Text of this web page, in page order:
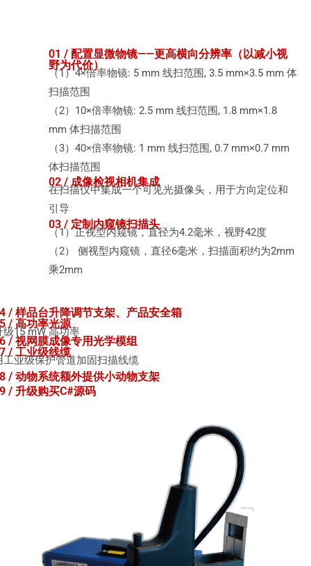
01 / 配置显微物镜——更高横向分辨率（以减小视
野为代价）
（1）4×倍率物镜: 5 mm 线扫范围, 3.5 mm×3.5 mm 体
扫描范围
（2）10×倍率物镜: 2.5 mm 线扫范围, 1.8 mm×1.8
mm 体扫描范围
（3）40×倍率物镜: 1 mm 线扫范围, 0.7 mm×0.7 mm
体扫描范围
02 / 成像检视相机集成
在扫描仪中集成一个可见光摄像头，用于方向定位和
引导
03 / 定制内窥镜扫描头
（1）正视型内窥镜，直径为4.2毫米，视野42度
（2） 侧视型内窥镜，直径6毫米，扫描面积约为2mm
乘2mm
/ 样品台升降调节支架、产品安全箱
/ 高功率光源
级15 mW 高功率
/ 视网膜成像专用光学模组
/ 工业级线缆
工业级保护管道加固扫描线缆
/ 动物系统额外提供小动物支架
/ 升级购买C#源码